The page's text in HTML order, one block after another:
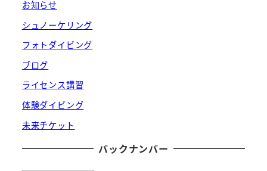
お知らせ
シュノーケリング
フォトダイビング
ブログ
ライセンス講習
体験ダイビング
未来チケット
バックナンバー